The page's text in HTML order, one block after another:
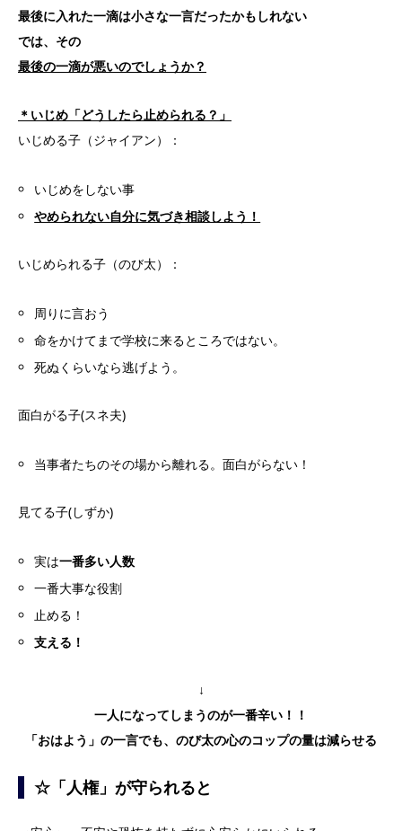
最後に入れた一滴は小さな一言だったかもしれない
では、その
最後の一滴が悪いのでしょうか？
＊いじめ「どうしたら止められる？」
いじめる子（ジャイアン）：
いじめをしない事
やめられない自分に気づき相談しよう！
いじめられる子（のび太）：
周りに言おう
命をかけてまで学校に来るところではない。
死ぬくらいなら逃げよう。
面白がる子(スネ夫)
当事者たちのその場から離れる。面白がらない！
見てる子(しずか)
実は一番多い人数
一番大事な役割
止める！
支える！
↓
一人になってしまうのが一番辛い！！
「おはよう」の一言でも、のび太の心のコップの量は減らせる
☆「人権」が守られると